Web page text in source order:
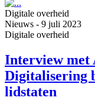
Digitale overheid
Nieuws - 9 juli 2023
Digitale overheid
Interview met
Digitalisering
lidstaten